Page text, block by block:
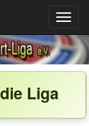
Menü
Liga